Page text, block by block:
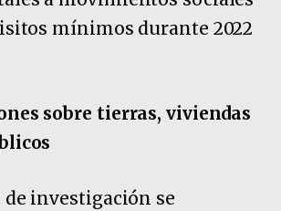
mínimos durante 2022
sobre tierras, viviendas
de investigación se